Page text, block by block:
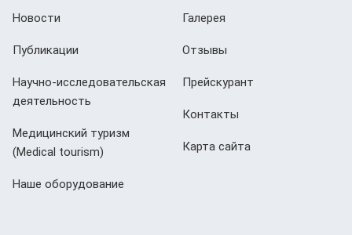
Новости
Публикации
Научно-исследовательская
деятельность
Медицинский туризм
(Мedical tourism)
Наше оборудование
Галерея
Отзывы
Прейскурант
Контакты
Карта сайта